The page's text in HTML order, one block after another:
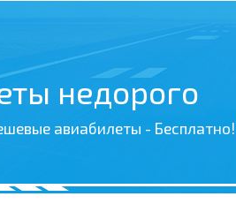
недорого
авиабилеты - Бесплатно!